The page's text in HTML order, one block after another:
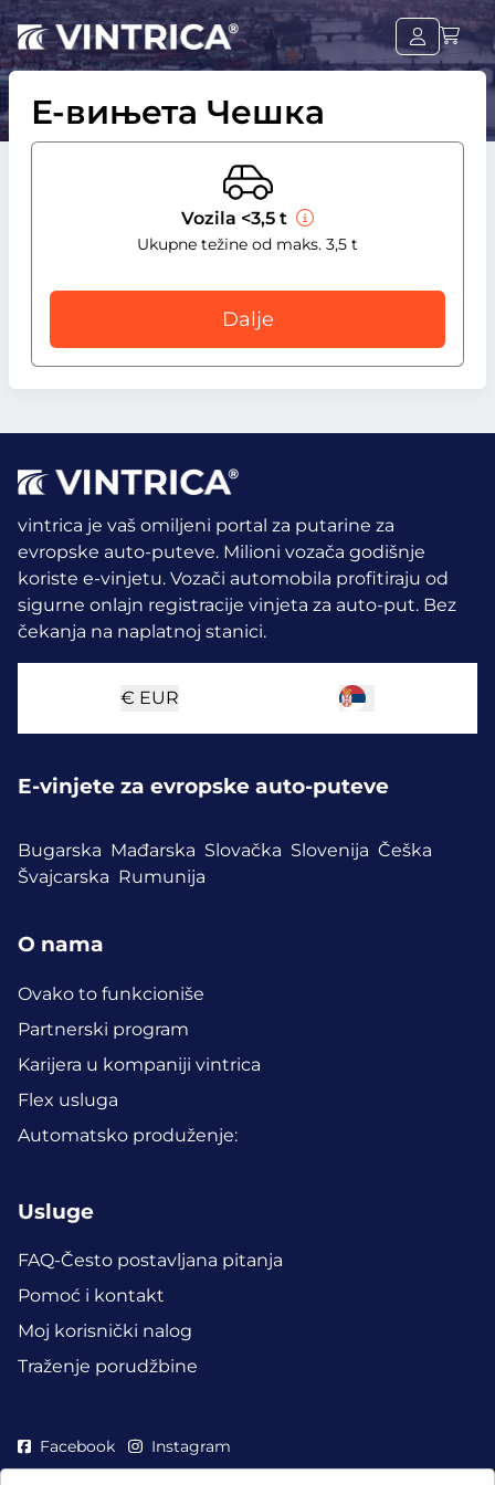
Е-вињета Чешка
Vozila <3,5 t
Ukupne težine od maks. 3,5 t
Dalje
vintrica je vaš omiljeni portal za putarine za
evropske auto-puteve. Milioni vozača godišnje
koriste e-vinjetu. Vozači automobila profitiraju od
sigurne onlajn registracije vinjeta za auto-put. Bez
čekanja na naplatnoj stanici.
€ EUR
E-vinjete za evropske auto-puteve
Bugarska Mađarska Slovačka Slovenija Češka
Švajcarska Rumunija
O nama
Ovako to funkcioniše
Partnerski program
Karijera u kompaniji vintrica
Flex usluga
Automatsko produženje:
Usluge
FAQ-Često postavljana pitanja
Pomoć i kontakt
Moj korisnički nalog
Traženje porudžbine
Facebook Instagram